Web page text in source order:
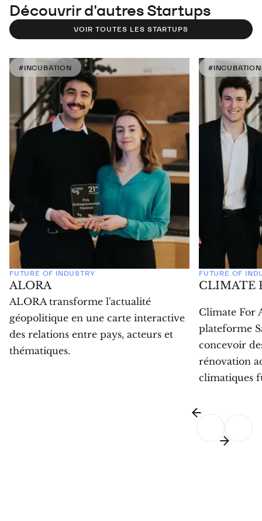
Découvrir d'autres Startups
VOIR TOUTES LES STARTUPS
#INCUBATION
FUTURE OF INDUSTRY
ALORA
ALORA transforme l'actualité
géopolitique en une carte interactive
des relations entre pays, acteurs et
thématiques.
#INCUBATION
FUTURE OF
CLIMATE
Climate For
plateforme
concevoir
rénovation
climatiques